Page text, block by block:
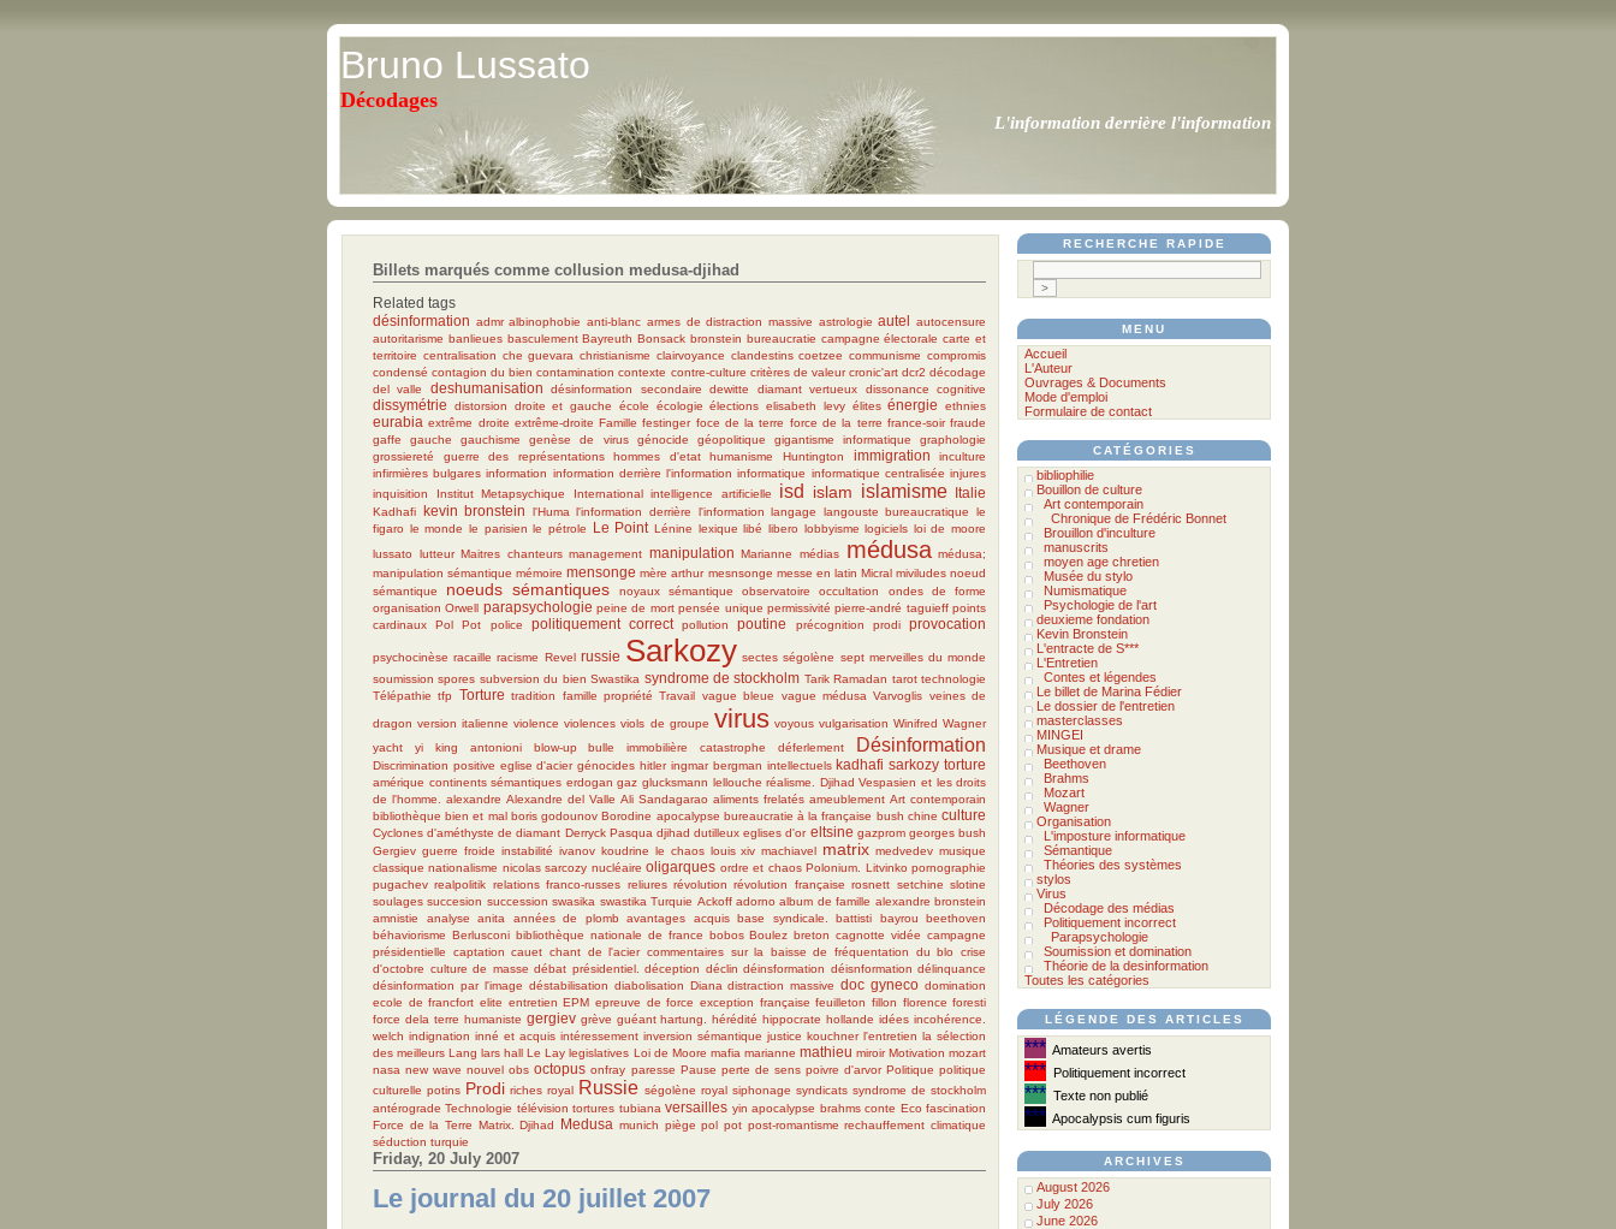
Bruno Lussato
Décodages
L'information derrière l'information
Billets marqués comme collusion medusa-djihad
Related tags
désinformation admr albinophobie anti-blanc armes de distraction massive astrologie autel autocensure
autoritarisme banlieues basculement Bayreuth Bonsack bronstein bureaucratie campagne électorale carte et
territoire centralisation che guevara christianisme clairvoyance clandestins coetzee communisme compromis
condensé contagion du bien contamination contexte contre-culture critères de valeur cronic'art dcr2 décodage
del valle
deshumanisation désinformation secondaire dewitte diamant vertueux dissonance cognitive
dissymétrie distorsion droite et gauche école écologie élections elisabeth levy élites énergie ethnies
eurabia extrême droite extrême-droite Famille festinger foce de la terre force de la terre france-soir fraude
gaffe
gauche gauchisme genèse de virus génocide géopolitique gigantisme informatique
graphologie
grossiereté
guerre des représentations hommes d'etat humanisme Huntington immigration
inculture
infirmières bulgares information information derrière l'information informatique informatique centralisée injures
inquisition
Institut Metapsychique International intelligence artificielle isd islam islamisme Italie
Kadhafi kevin bronstein l'Huma l'information derrière l'information langage langouste bureaucratique
le
figaro le monde le parisien le pétrole Le Point Lénine lexique libé libero lobbyisme logiciels loi de moore
lussato
lutteur Maitres chanteurs management manipulation Marianne médias médusa médusa;
manipulation sémantique mémoire mensonge mère arthur mesnsonge messe en latin Micral miviludes noeud
sémantique
noeuds sémantiques noyaux sémantique observatoire occultation
ondes de forme
organisation Orwell parapsychologie peine de mort pensée unique permissivité pierre-andré taguieff points
cardinaux
Pol Pot police politiquement correct pollution poutine précognition prodi provocation
psychocinèse racaille racisme Revel russie Sarkozy sectes ségolène sept merveilles du monde
soumission spores subversion du bien Swastika syndrome de stockholm Tarik Ramadan tarot technologie
Télépathie tfp Torture tradition famille propriété Travail vague bleue vague médusa Varvoglis veines de
dragon version italienne violence violences viols de groupe virus voyous vulgarisation Winifred Wagner
yacht
yi king antonioni blow-up bulle immobilière catastrophe déferlement Désinformation
Discrimination positive eglise d'acier génocides hitler ingmar bergman intellectuels kadhafi sarkozy torture
amérique continents sémantiques erdogan gaz glucksmann lellouche réalisme. Djihad Vespasien et les droits
de l'homme.
alexandre Alexandre del Valle Ali Sandagarao aliments frelatés ameublement Art contemporain
bibliothèque bien et mal boris godounov Borodine apocalypse bureaucratie à la française bush chine culture
Cyclones d'améthyste de diamant Derryck Pasqua djihad dutilleux eglises d'or eltsine gazprom georges bush
Gergiev guerre froide instabilité ivanov koudrine le chaos louis xiv machiavel matrix medvedev musique
classique nationalisme nicolas sarcozy nucléaire oligarques ordre et chaos Polonium. Litvinko pornographie
pugachev realpolitik relations franco-russes reliures révolution révolution française rosnett setchine slotine
soulages succesion succession swasika swastika Turquie Ackoff adorno album de famille alexandre bronstein
amnistie
analyse anita années de plomb avantages acquis base syndicale. battisti bayrou
beethoven
béhaviorisme Berlusconi bibliothèque nationale de france bobos Boulez breton cagnotte vidée campagne
présidentielle
captation cauet chant de l'acier commentaires sur la baisse de fréquentation du blo
crise
d'octobre culture de masse débat présidentiel. déception déclin déinsformation déisnformation délinquance
désinformation par l'image déstabilisation diabolisation Diana distraction massive doc gyneco domination
ecole de francfort elite entretien EPM epreuve de force exception française feuilleton fillon florence foresti
force dela terre humaniste gergiev grève guéant hartung. hérédité hippocrate hollande idées incohérence.
welch indignation inné et acquis intéressement inversion sémantique justice kouchner l'entretien la sélection
des meilleurs Lang lars hall Le Lay legislatives Loi de Moore mafia marianne mathieu miroir Motivation mozart
nasa new wave nouvel obs octopus onfray paresse Pause perte de sens poivre d'arvor Politique politique
culturelle potins Prodi riches royal Russie ségolène royal siphonage syndicats syndrome de stockholm
antérograde Technologie télévision tortures tubiana versailles yin apocalypse brahms conte Eco fascination
Force de la Terre Matrix. Djihad Medusa munich piège pol pot post-romantisme rechauffement climatique
séduction turquie
Friday, 20 July 2007
Le journal du 20 juillet 2007
RECHERCHE RAPIDE
MENU
Accueil
L'Auteur
Ouvrages & Documents
Mode d'emploi
Formulaire de contact
CATÉGORIES
bibliophilie
Bouillon de culture
Art contemporain
Chronique de Frédéric Bonnet
Brouillon d'inculture
manuscrits
moyen age chretien
Musée du stylo
Numismatique
Psychologie de l'art
deuxieme fondation
Kevin Bronstein
L'entracte de S***
L'Entretien
Contes et légendes
Le billet de Marina Fédier
Le dossier de l'entretien
masterclasses
MINGEI
Musique et drame
Beethoven
Brahms
Mozart
Wagner
Organisation
L'imposture informatique
Sémantique
Théories des systèmes
stylos
Virus
Décodage des médias
Politiquement incorrect
Parapsychologie
Soumission et domination
Théorie de la desinformation
Toutes les catégories
LÉGENDE DES ARTICLES
*** Amateurs avertis
*** Politiquement incorrect
*** Texte non publié
*** Apocalypsis cum figuris
ARCHIVES
August 2026
July 2026
June 2026